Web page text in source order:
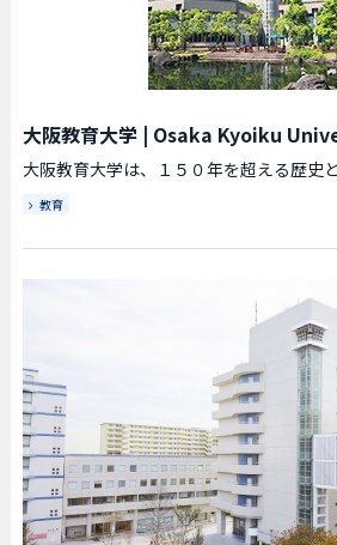
大阪教育大学| Osaka Kyoiku
大阪教育大学は、１５０年を超える歴史
教育